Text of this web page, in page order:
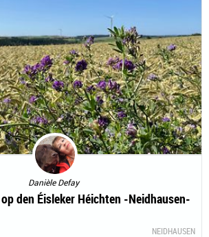
Danièle Defay
den Éisleker Héichten -Neidhausen-
NEIDHAUSEN